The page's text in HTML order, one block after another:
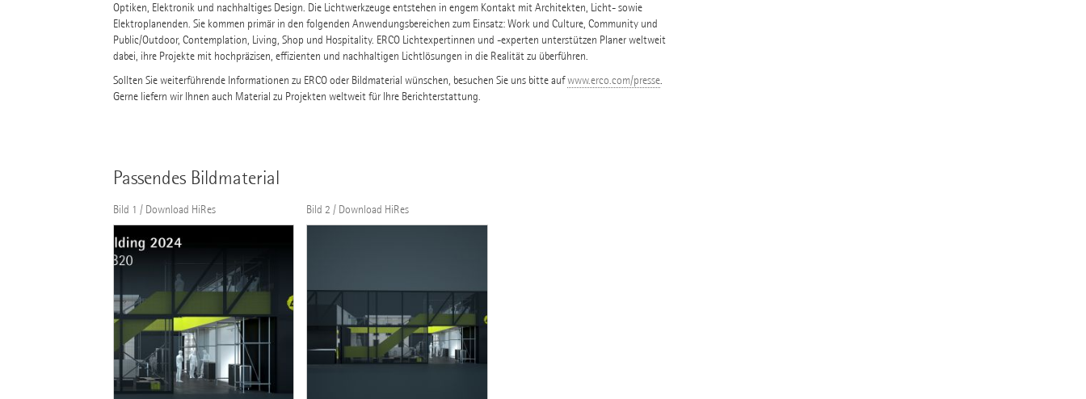
Optiken, Elektronik und nachhaltiges Design. Die Lichtwerkzeuge entstehen in engem Kontakt mit Architekten, Licht- sowie
Elektroplanenden. Sie kommen primär in den folgenden Anwendungsbereichen zum Einsatz: Work und Culture, Community und
Public/Outdoor, Contemplation, Living, Shop und Hospitality. ERCO Lichtexpertinnen und -experten unterstützen Planer weltweit
dabei, ihre Projekte mit hochpräzisen, effizienten und nachhaltigen Lichtlösungen in die Realität zu überführen.
Sollten Sie weiterführende Informationen zu ERCO oder Bildmaterial wünschen, besuchen Sie uns bitte aufwww.erco.com/presse.
Gerne liefern wir Ihnen auch Material zu Projekten weltweit für Ihre Berichterstattung.
Passendes Bildmaterial
Bild 1 / Download HiRes Bild 2 / Download HiRes